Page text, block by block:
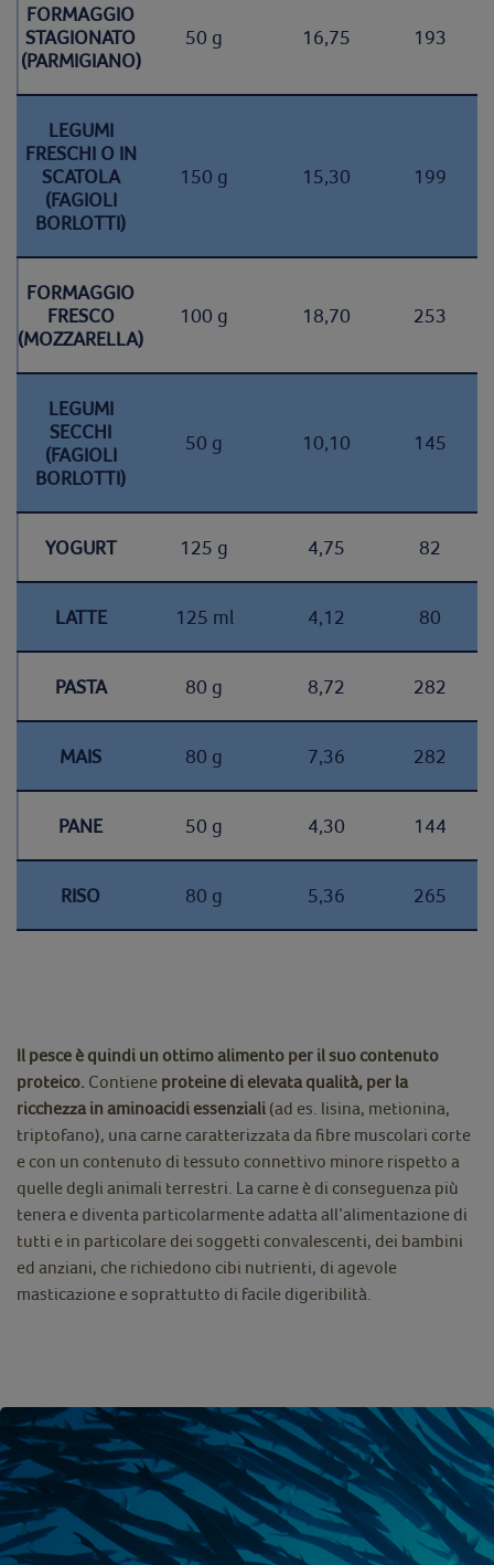
FORMAGGIO
STAGIONATO
(PARMIGIANO)
50 g 16,75 193
LEGUMI
FRESCHI O IN
SCATOLA
(FAGIOLI
BORLOTTI)
150 g 15,30 199
FORMAGGIO
FRESCO
(MOZZARELLA)
100 g 18,70 253
LEGUMI
SECCHI
(FAGIOLI
BORLOTTI)
50 g 10,10 145
YOGURT 125 g 4,75 82
LATTE 125 ml 4,12 80
PASTA 80 g 8,72 282
MAIS 80 g 7,36 282
PANE 50 g 4,30 144
RISO 80 g 5,36 265
Il pesce è quindi un ottimo alimento per il suo contenuto
proteico. Contiene proteine di elevata qualità, per la
ricchezza in aminoacidi essenziali (ad es. lisina, metionina,
triptofano), una carne caratterizzata da fibre muscolari corte
e con un contenuto di tessuto connettivo minore rispetto a
quelle degli animali terrestri. La carne è di conseguenza più
tenera e diventa particolarmente adatta all’alimentazione di
tutti e in particolare dei soggetti convalescenti, dei bambini
ed anziani, che richiedono cibi nutrienti, di agevole
masticazione e soprattutto di facile digeribilità.